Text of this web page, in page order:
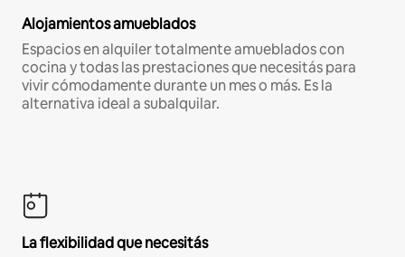
Alojamientos amueblados
Espacios en alquiler totalmente amueblados con
cocina y todas las prestaciones que necesitás para
vivir cómodamente durante un mes o más. Es la
alternativa ideal a subalquilar.
La flexibilidad que necesitás